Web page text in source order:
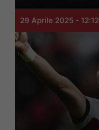
29 Aprile 2025 - 12:12